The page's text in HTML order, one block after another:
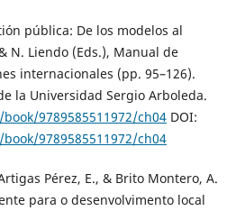
pública: De los modelos al
N. Liendo (Eds.), Manual de
internacionales (pp. 95–126).
la Universidad Sergio Arboleda.
9789585511972/ch04DOI:
9789585511972/ch04
Pérez, E., & Brito Montero, A.
para o desenvolvimento local